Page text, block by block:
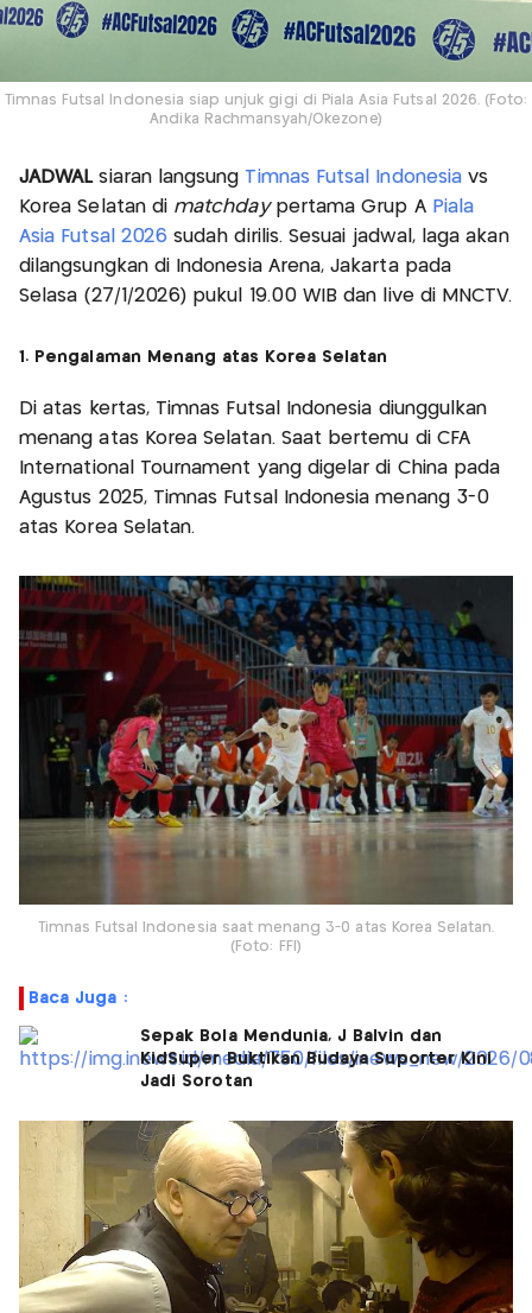
Timnas Futsal Indonesia siap unjuk gigi di Piala Asia Futsal 2026. (Foto:
Andika Rachmansyah/Okezone)
JADWALsiaran langsung Timnas Futsal Indonesiavs
Korea Selatan di matchday pertama Grup A Piala
Asia Futsal 2026 sudah dirilis. Sesuai jadwal, laga akan
dilangsungkan di Indonesia Arena, Jakarta pada
Selasa (27/1/2026) pukul 19.00 WIB dan live di MNCTV.
1. Pengalaman Menang atas Korea Selatan
Di atas kertas, Timnas Futsal Indonesia diunggulkan
menang atas Korea Selatan. Saat bertemu di CFA
International Tournament yang digelar di China pada
Agustus 2025, Timnas Futsal Indonesia menang 3-0
atas Korea Selatan.
Timnas Futsal Indonesia saat menang 3-0 atas Korea Selatan.
(Foto: FFI)
Baca Juga :
Sepak Bola Mendunia, J Balvin dan
KidSuper Buktikan Budaya Suporter Kini
Jadi Sorotan